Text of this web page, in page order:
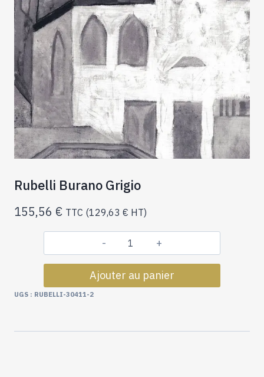
Rubelli Burano Grigio
155,56 € TTC (129,63 € HT)
quantité
de
Rubelli
Ajouter au panier
UGS : RUBELLI-30411-2